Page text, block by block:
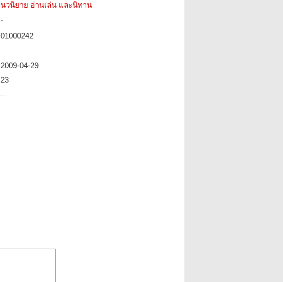
นวนิยาย อ่านเล่น และนิทาน
-
01000242
2009-04-29
23
…